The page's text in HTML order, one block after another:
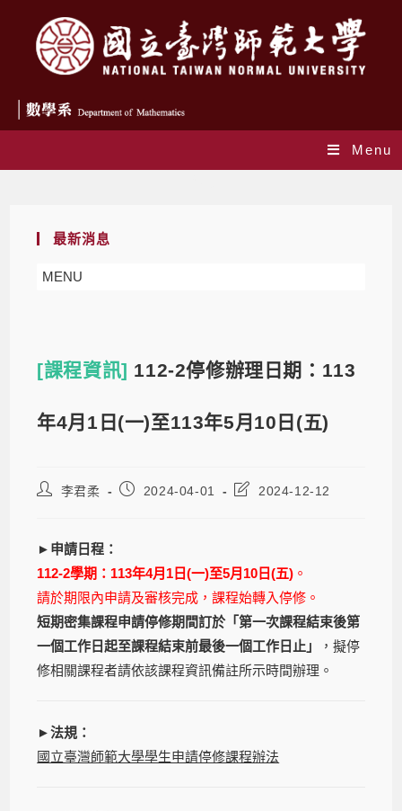
Menu
最新消息
MENU
[課程資訊] 112-2停修辦理日期：113
年4月1日(一)至113年5月10日(五)
李君柔 2024-04-01 2024-12-12
►申請日程：
112-2學期：113年4月1日(一)至5月10日(五) 。
請於期限內申請及審核完成，課程始轉入停修。
短期密集課程申請停修期間訂於「第一次課程結束後第
一個工作日起至課程結束前最後一個工作日止」
，擬停
修相關課程者請依該課程資訊備註所示時間辦理。
►法規：
國立臺灣師範大學學生申請停修課程辦法